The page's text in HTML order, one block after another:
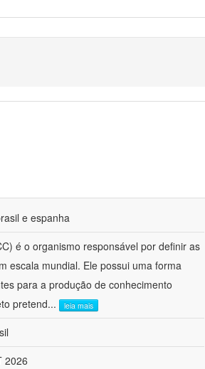
e espanha
é o organismo responsável por definir as
escala mundial. Ele possui uma forma
para a produção de conhecimento
pretend... leia mais
2026